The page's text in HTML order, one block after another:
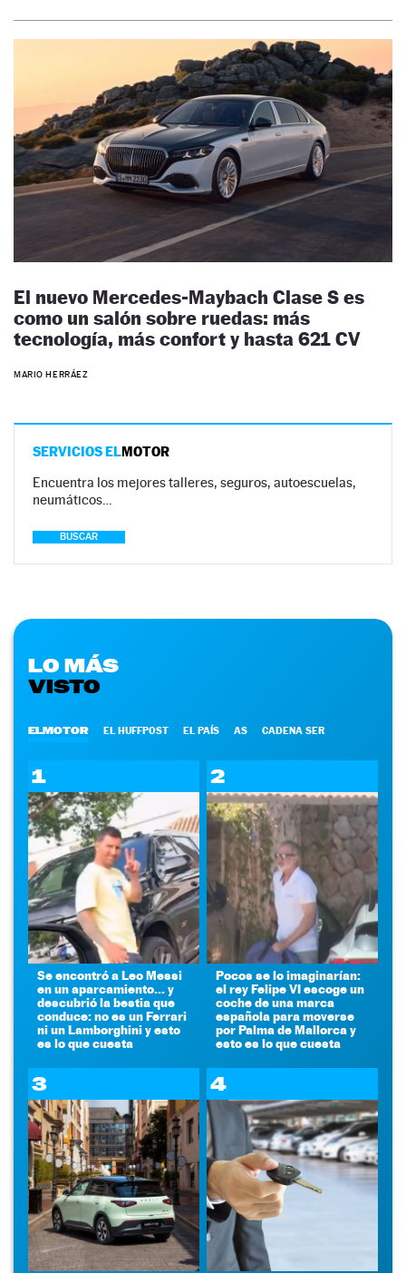
El nuevo Mercedes-Maybach Clase S es
como un salón sobre ruedas: más
tecnología, más confort y hasta 621 CV
MARIO HERRÁEZ
SERVICIOS ELMOTOR
Encuentra los mejores talleres, seguros, autoescuelas,
neumáticos…
BUSCAR
LO MÁS
VISTO
ELMOTOR EL HUFFPOST EL PAÍS AS CADENA SER
1
Se encontró a Leo Messi
en un aparcamiento... y
descubrió la bestia que
conduce: no es un Ferrari
ni un Lamborghini y esto
es lo que cuesta
2
Pocos se lo imaginarían:
el rey Felipe VI escoge un
coche de una marca
española para moverse
por Palma de Mallorca y
esto es lo que cuesta
3 4